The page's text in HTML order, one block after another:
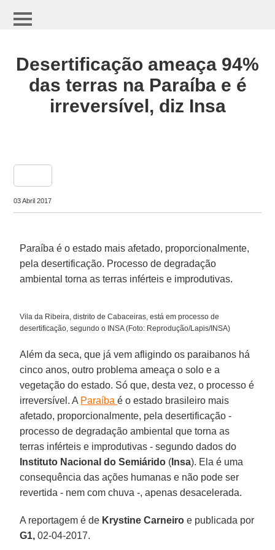
Desertificação ameaça 94%
das terras na Paraíba e é
irreversível, diz Insa
03 Abril 2017
Paraíba é o estado mais afetado, proporcionalmente,
pela desertificação. Processo de degradação
ambiental torna as terras inférteis e improdutivas.
Vila da Ribeira, distrito de Cabaceiras, está em processo de
desertificação, segundo o INSA (Foto: Reprodução/Lapis/INSA)
Além da seca, que já vem afligindo os paraibanos há
cinco anos, outro problema ameaça o solo e a
vegetação do estado. Só que, desta vez, o processo é
irreversível. A Paraíbaé o estado brasileiro mais
afetado, proporcionalmente, pela desertificação -
processo de degradação ambiental que torna as
terras inférteis e improdutivas - segundo dados do
Instituto Nacional do Semiárido ( Insa). Ela é uma
consequência das ações humanas e não pode ser
revertida - nem com chuva -, apenas desacelerada.
A reportagem é de Krystine Carneiro e publicada por
G1, 02-04-2017.